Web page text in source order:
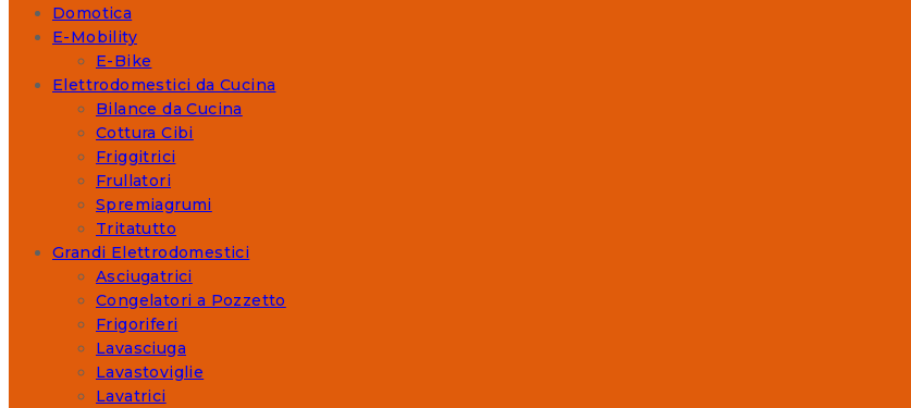
Domotica
E-Mobility
E-Bike
Elettrodomestici da Cucina
Bilance da Cucina
Cottura Cibi
Friggitrici
Frullatori
Spremiagrumi
Tritatutto
Grandi Elettrodomestici
Asciugatrici
Congelatori a Pozzetto
Frigoriferi
Lavasciuga
Lavastoviglie
Lavatrici